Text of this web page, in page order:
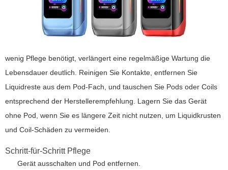
wenig Pflege benötigt, verlängert eine regelmäßige Wartung die
Lebensdauer deutlich. Reinigen Sie Kontakte, entfernen Sie
Liquidreste aus dem Pod-Fach, und tauschen Sie Pods oder Coils
entsprechend der Herstellerempfehlung. Lagern Sie das Gerät
ohne Pod, wenn Sie es längere Zeit nicht nutzen, um Liquidkrusten
und Coil-Schäden zu vermeiden.
Schritt-für-Schritt Pflege
Gerät ausschalten und Pod entfernen.